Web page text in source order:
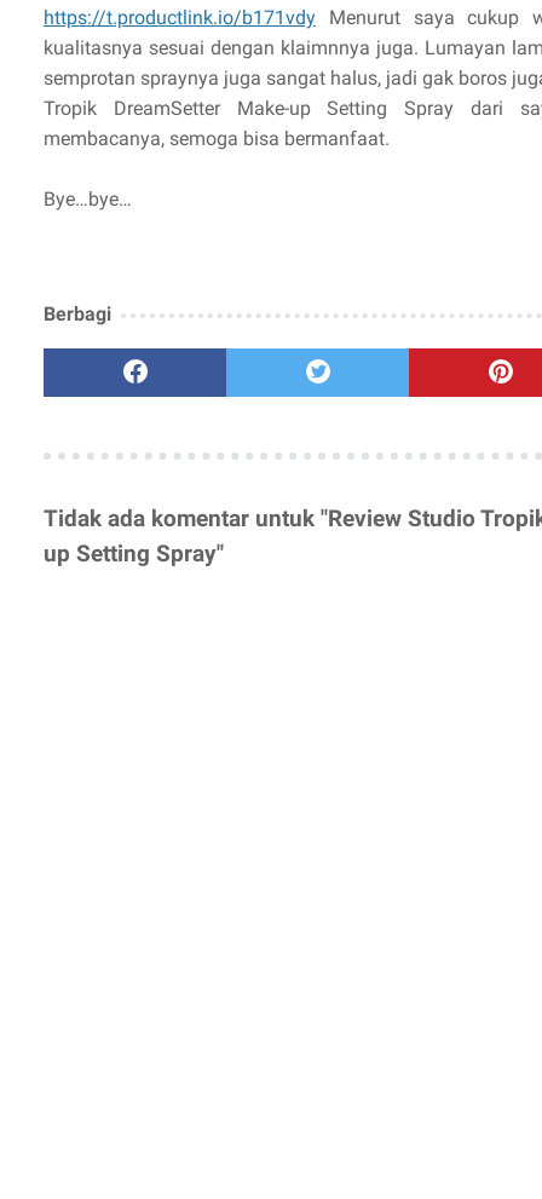
https://t.productlink.io/b171vdy Menurut saya cukup
kualitasnya sesuai dengan klaimnnya juga. Lumayan
semprotan spraynya juga sangat halus, jadi gak boros
Tropik DreamSetter Make-up Setting Spray dari
membacanya, semoga bisa bermanfaat.
Bye…bye…
Berbagi
Tidak ada komentar untuk "Review Studio
up Setting Spray"